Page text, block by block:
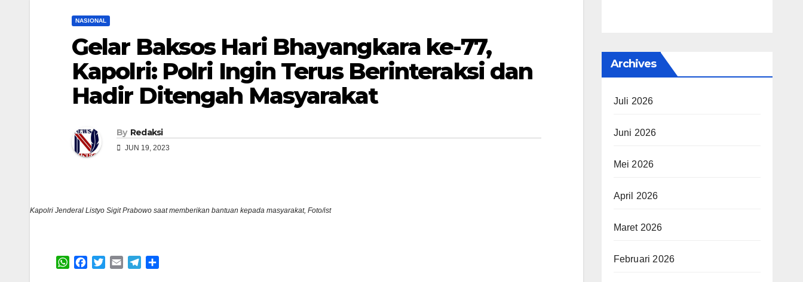
NASIONAL
Gelar Baksos Hari Bhayangkara ke-77,
Kapolri: Polri Ingin Terus Berinteraksi dan
Hadir Ditengah Masyarakat
By Redaksi
JUN 19, 2023
Kapolri Jenderal Listyo Sigit Prabowo saat memberikan bantuan kepada masyarakat, Foto/ist
W
Archives
Juli 2026
Juni 2026
Mei 2026
April 2026
Maret 2026
Februari 2026